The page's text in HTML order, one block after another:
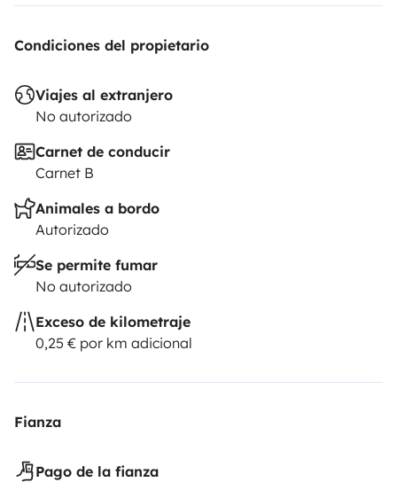
Condiciones del propietario
Viajes al extranjero
No autorizado
Carnet de conducir
Carnet B
Animales a bordo
Autorizado
Se permite fumar
No autorizado
Exceso de kilometraje
0,25 € por km adicional
Fianza
Pago de la fianza